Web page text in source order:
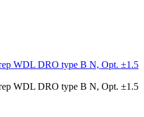
WDL DRO type B N, Opt. ±1.5
WDL DRO type B N, Opt. ±1.5